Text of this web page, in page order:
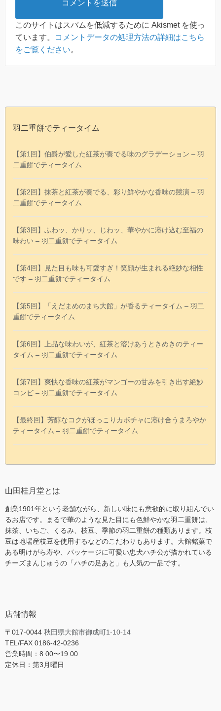
このサイトはスパムを低減するために Akismet を使っ
ています。
コメントデータの処理方法の詳細はこちら
をご覧ください。
羽二重餅でティータイム
【第1回】伯爵が愛した紅茶が奏でる味のグラデーション – 羽
二重餅でティータイム
【第2回】抹茶と紅茶が奏でる、彩り鮮やかな香味の競演 – 羽
二重餅でティータイム
【第3回】ふわッ、かりッ、じわッ、華やかに溶け込む至福の
味わい – 羽二重餅でティータイム
【第4回】見た目も味も可愛すぎ！笑顔が生まれる絶妙な相性
です – 羽二重餅でティータイム
【第5回】「えだまめのまち大館」が香るティータイム – 羽二
重餅でティータイム
【第6回】上品な味わいが、紅茶と溶けあうときめきのティー
タイム – 羽二重餅でティータイム
【第7回】爽快な香味の紅茶がマンゴーの甘みを引き出す絶妙
コンビ – 羽二重餅でティータイム
【最終回】芳醇なコクがほっこりカボチャに溶け合うまろやか
ティータイム – 羽二重餅でティータイム
山田桂月堂とは
創業1901年という老舗ながら、新しい味にも意欲的に取り組んでい
るお店です。まるで華のような見た目にも色鮮やかな羽二重餅は、
抹茶、いちご、くるみ、枝豆、季節の羽二重餅の種類あります。枝
豆は地場産枝豆を使用するなどのこだわりもあります。大館銘菓で
ある明けがら寿や、パッケージに可愛い忠犬ハチ公が描かれている
チーズまんじゅうの「ハチの足あと」も人気の一品です。
店舗情報
〒017-0044 秋田県大館市御成町1-10-14
TEL/FAX 0186-42-0236
営業時間：8:00〜19:00
定休日：第3月曜日